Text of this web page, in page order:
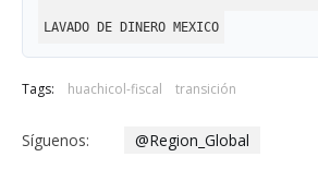
LAVADO DE DINERO MEXICO
Tags: huachicol-fiscal transición
Síguenos: @Region_Global